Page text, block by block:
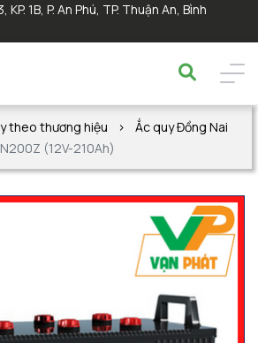
1B, P. An Phú, TP. Thuận An, Bình
theo thương hiệu
Ắc quy Đồng Nai
(12V-210Ah)